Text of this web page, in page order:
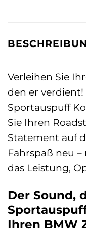
Verleihen Sie
den er
Sportauspuff
Sie Ihren
Statement auf
Fahrspaß neu
das Leistung,
Der Sound,
Ihren BMW